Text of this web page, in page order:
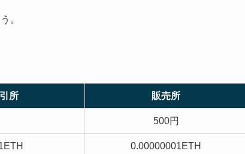
。
所 販売所
500円
0.00000001ETH